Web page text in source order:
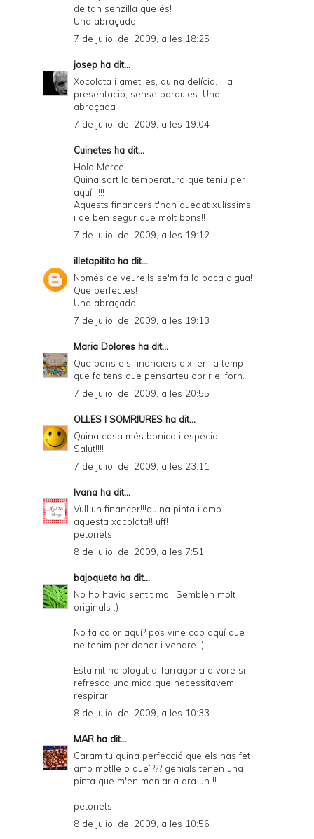
de tan senzilla que és!
Una abraçada.
7 de juliol del 2009, a les 18:25
josep ha dit...
Xocolata i ametlles, quina delícia. I la
presentació, sense paraules. Una
abraçada
7 de juliol del 2009, a les 19:04
Cuinetes ha dit...
Hola Mercè!
Quina sort la temperatura que teniu per
aquí!!!!!!
Aquests financers t'han quedat xulíssims
i de ben segur que molt bons!!
7 de juliol del 2009, a les 19:12
illetapitita ha dit...
Només de veure'ls se'm fa la boca aigua!
Que perfectes!
Una abraçada!
7 de juliol del 2009, a les 19:13
Maria Dolores ha dit...
Que bons els financiers aixi en la temp
que fa tens que pensarteu obrir el forn.
7 de juliol del 2009, a les 20:55
OLLES I SOMRIURES ha dit...
Quina cosa més bonica i especial.
Salut!!!!
7 de juliol del 2009, a les 23:11
Ivana ha dit...
Vull un financer!!!quina pinta i amb
aquesta xocolata!! uff!
petonets
8 de juliol del 2009, a les 7:51
bajoqueta ha dit...
No ho havia sentit mai. Semblen molt
originals :)
No fa calor aquí? pos vine cap aquí que
ne tenim per donar i vendre :)
Esta nit ha plogut a Tarragona a vore si
refresca una mica que necessitavem
respirar.
8 de juliol del 2009, a les 10:33
MAR ha dit...
Caram tu quina perfecció que els has fet
amb motlle o que`??? genials tenen una
pinta que m'en menjaria ara un !!
petonets
8 de juliol del 2009, a les 10:56